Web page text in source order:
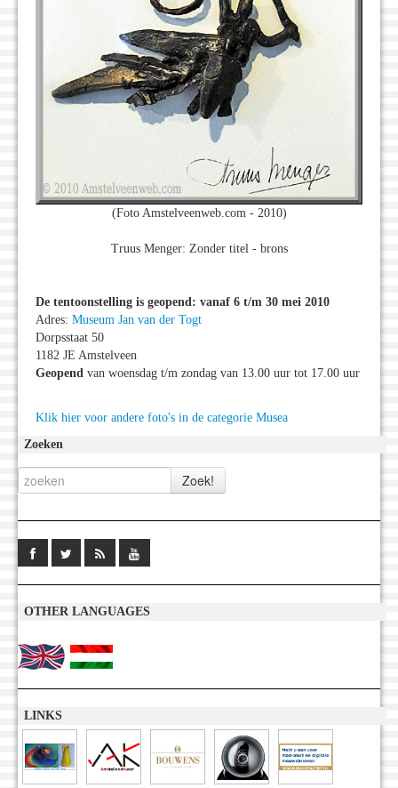
(Foto Amstelveenweb.com - 2010)
Truus Menger: Zonder titel - brons
De tentoonstelling is geopend: vanaf 6 t/m 30 mei 2010
Adres: Museum Jan van der Togt
Dorpsstaat 50
1182 JE Amstelveen
Geopend van woensdag t/m zondag van 13.00 uur tot 17.00 uur
Klik hier voor andere foto's in de categorie Musea
Zoeken
OTHER LANGUAGES
LINKS